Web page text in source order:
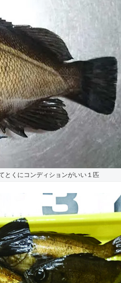
とくにコンディションがいい１匹